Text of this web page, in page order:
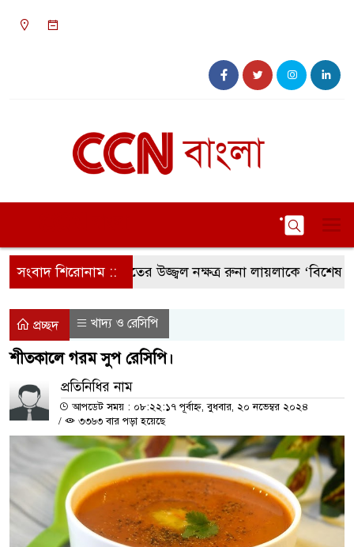
সংবাদ শিরোনাম ::
সংগীতের উজ্জ্বল নক্ষত্র রুনা লায়লাকে ‘বিশেষ
প্রচ্ছদ খাদ্য ও রেসিপি
শীতকালে গরম সুপ রেসিপি।
প্রতিনিধির নাম
আপডেট সময় : ০৮:২২:১৭ পূর্বাহ্ন, বুধবার, ২০ নভেম্বর ২০২৪
/
৩৩৬৩ বার পড়া হয়েছে